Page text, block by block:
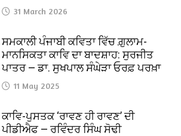
31 March 2026
ਸਮਕਾਲੀ ਪੰਜਾਬੀ ਕਵਿਤਾ ਵਿੱਚ ਗ਼ੁਲਾਮ-
ਮਾਨਸਿਕਤਾ ਕਾਵਿ ਦਾ ਬਾਦਸ਼ਾਹ: ਸੁਰਜੀਤ
ਪਾਤਰ — ਡਾ. ਸੁਖਪਾਲ ਸੰਘੇੜਾ ਓਰਫ਼ ਪਰਖ਼ਾ
11 May 2025
ਕਾਵਿ-ਪੁਸਤਕ ‘ਰਾਵਣ ਹੀ ਰਾਵਣ’ ਦੀ
ਪੀਡੀਐਫ — ਰਵਿੰਦਰ ਸਿੰਘ ਸੋਢੀ